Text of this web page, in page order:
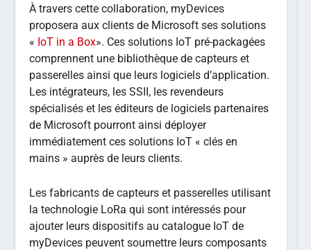
À travers cette collaboration, myDevices
proposera aux clients de Microsoft ses solutions
« IoT in a Box». Ces solutions IoT pré-packagées
comprennent une bibliothèque de capteurs et
passerelles ainsi que leurs logiciels d’application.
Les intégrateurs, les SSII, les revendeurs
spécialisés et les éditeurs de logiciels partenaires
de Microsoft pourront ainsi déployer
immédiatement ces solutions IoT « clés en
mains » auprès de leurs clients.
Les fabricants de capteurs et passerelles utilisant
la technologie LoRa qui sont intéressés pour
ajouter leurs dispositifs au catalogue IoT de
myDevices peuvent soumettre leurs composants